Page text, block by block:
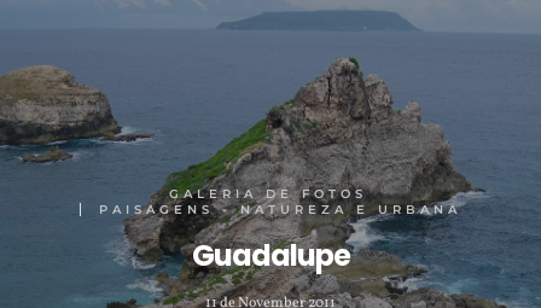
GALERIA DE FOTOS
PAISAGENS - NATUREZA E URBANA
Guadalupe
11 de November 2011